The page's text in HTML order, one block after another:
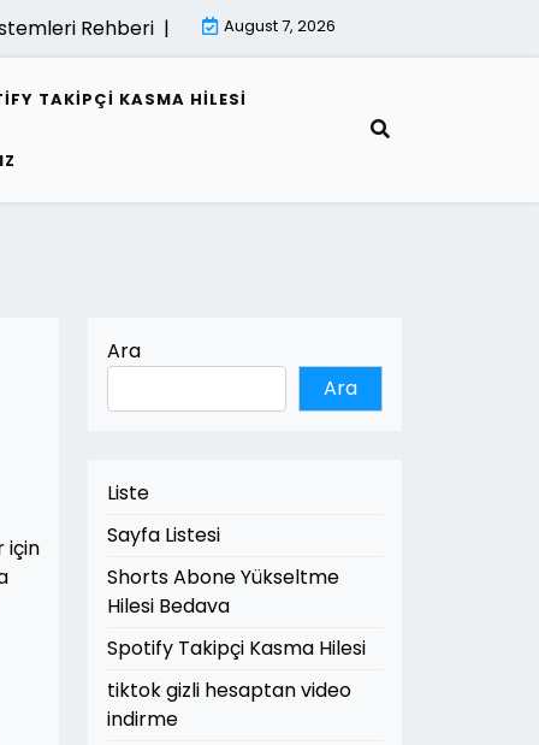
Rehberi |Mimari Gorsellestirme İle Kamu Projeleri
August 7, 2026
TAKIPÇI KASMA HILESI
için
Ara
Ara
Liste
Sayfa Listesi
Shorts Abone Yükseltme
Hilesi Bedava
Spotify Takipçi Kasma Hilesi
tiktok gizli hesaptan video
indirme